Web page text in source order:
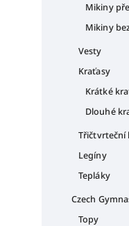
Mikiny
Mikiny
Vesty
Kraťasy
Krátké
Dlouhé
Třičtvrteční
Legíny
Tepláky
Czech
Topy